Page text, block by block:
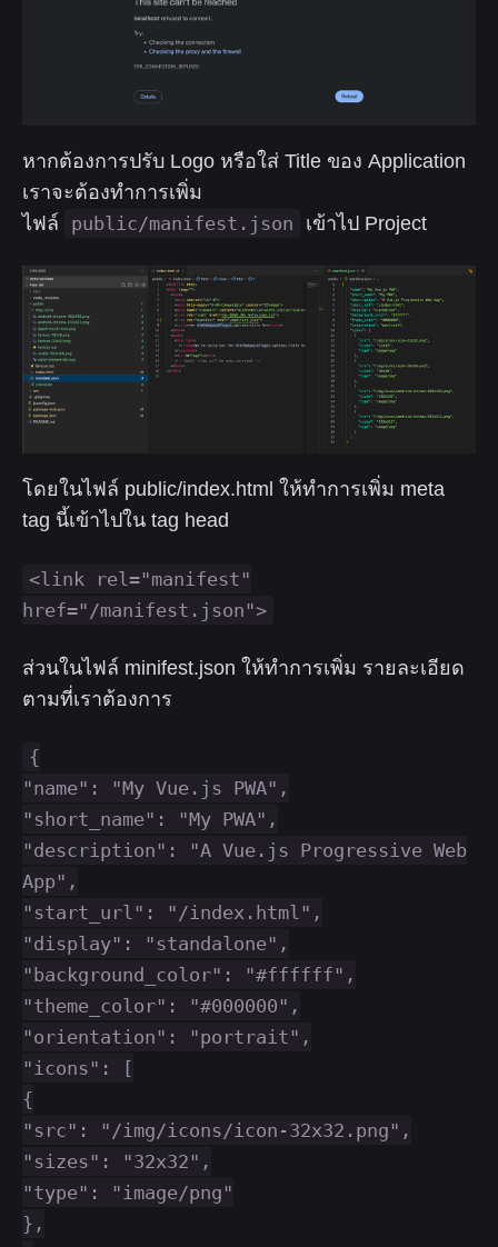
หากต้องการปรับ Logo หรือใส่ Title ของ Application
เราจะต้องทำการเพิ่ม
ไฟล์
public/manifest.json เข้าไป Project
โดยในไฟล์ public/index.html ให้ทำการเพิ่ม meta
tag นี้เข้าไปใน tag head
<link rel="manifest"
href="/manifest.json">
ส่วนในไฟล์ minifest.json ให้ทำการเพิ่ม รายละเอียด
ตามที่เราต้องการ
{
"name": "My Vue.js PWA",
"short_name": "My PWA",
"description": "A Vue.js Progressive Web
App",
"start_url": "/index.html",
"display": "standalone",
"background_color": "#ffffff",
"theme_color": "#000000",
"orientation": "portrait",
"icons": [
{
"src": "/img/icons/icon-32x32.png",
"sizes": "32x32",
"type": "image/png"
},